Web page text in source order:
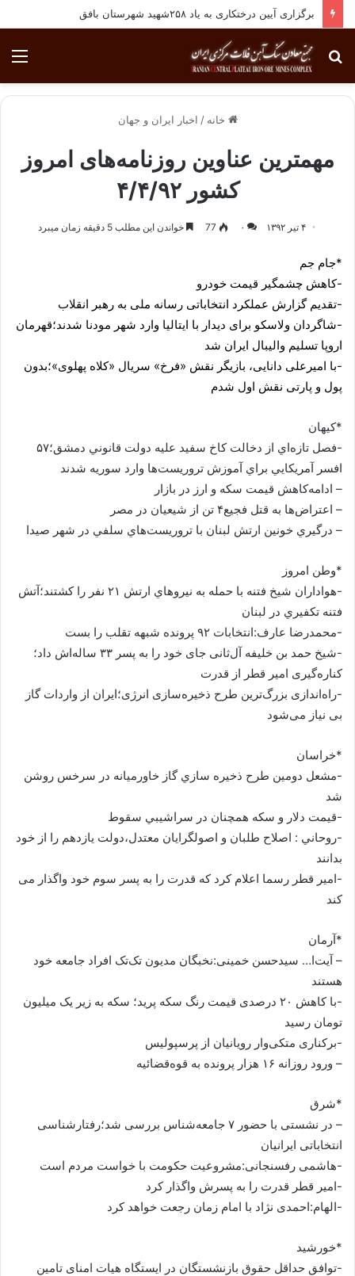
برگزاری آیین درختکاری به یاد ۲۵۸شهید شهرستان بافق
جستجو
برای
خانه / اخبار ایران و جهان
مهمترین عناوین روزنامه‌های امروز
کشور ۴/۴/۹۲
۴ تیر ۱۳۹۲ ۰ 77 خواندن این مطلب 5 دقیقه زمان میبرد
*جام جم
-کاهش چشمگیر قیمت خودرو
-تقدیم گزارش عملکرد انتخاباتی رسانه ملی به رهبر انقلاب
-شاگردان ولاسکو برای دیدار با ایتالیا وارد شهر مودنا شدند؛قهرمان
اروپا تسلیم والیبال ایران شد
-با امیرعلی دانایی، بازیگر نقش «فرخ» سریال «کلاه پهلوی»؛بدون
پول و پارتی نقش اول شدم
*کیهان
-فصل تازه‌اي از دخالت کاخ سفيد عليه دولت قانوني دمشق؛۵۷
افسر آمريکايي براي آموزش تروريست‌ها وارد سوريه شدند
– ادامه‌کاهش قيمت سکه و ارز در بازار
– اعتراض‌ها به قتل فجيع۴ تن از شيعيان در مصر
– درگيري خونين ارتش لبنان با تروريست‌هاي سلفي در شهر صيدا
*وطن امروز
-هواداران شيخ فتنه با حمله به نيروهاي ارتش ۲۱ نفر را كشتند؛آتش
فتنه تكفيري در لبنان
-محمدرضا عارف:انتخابات ۹۲ پرونده شبهه تقلب را بست
-شیخ حمد‌ بن خليفه آل‌ثانی جای خود را به پسر ۳۳ ساله‌اش داد؛
کناره‌گیری امیر قطر از قدرت
-راه‌اندازی بزرگ‌ترین طرح ذخیره‌سازی انرژی؛ایران از واردات گاز
بی نیاز می‌شود
*خراسان
-مشعل دومين طرح ذخيره سازي گاز خاورميانه در سرخس روشن
شد
-قيمت دلار و سکه همچنان در سراشيبي سقوط
-روحاني : اصلاح طلبان و اصولگرايان معتدل،دولت يازدهم را از خود
بدانند
-امیر قطر رسما اعلام کرد که قدرت را به پسر سوم خود واگذار می
کند
*آرمان
– آیت‌ا… سیدحسن خمینی:نخبگان مدیون تک‌تک افراد جامعه خود
هستند
-با کاهش ۲۰ درصدی قیمت رنگ سکه پرید؛ سکه به زیر یک میلیون
تومان رسید
-برکناری متکی‌وار رویانیان از پرسپولیس
– ورود روزانه ۱۶ هزار پرونده به قوه‌قضائیه
*شرق
– در نشستی با حضور ۷ جامعه‌شناس بررسی شد؛رفتارشناسی
انتخاباتی ایرانیان
-هاشمی رفسنجانی:مشروعیت حکومت با خواست مردم است
-امیر قطر قدرت را به پسرش واگذار کرد
-الهام:احمدی نژاد با امام زمان رجعت خواهد کرد
*خورشید
-توافق حداقل حقوق بازنشستگان در ایستگاه هیات امنای تامین